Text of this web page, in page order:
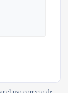
el uso correcto de